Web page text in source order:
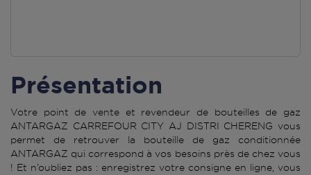
Présentation
Votre point de vente et revendeur de bouteilles de gaz
ANTARGAZ CARREFOUR CITY AJ DISTRI CHERENG vous
permet de retrouver la bouteille de gaz conditionnée
ANTARGAZ qui correspond à vos besoins près de chez vous
! Et n’oubliez pas : enregistrez votre consigne en ligne, vous